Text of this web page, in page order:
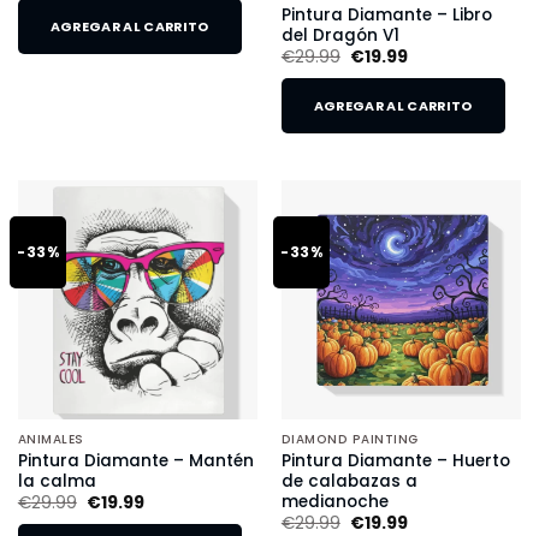
AGREGAR AL CARRITO
Pintura Diamante – Libro
del Dragón V1
€29.99 €19.99
AGREGAR AL CARRITO
-33%
ANIMALES
Pintura Diamante – Mantén
la calma
€29.99 €19.99
-33%
DIAMOND PAINTING
Pintura Diamante – Huerto
de calabazas a
medianoche
€29.99 €19.99